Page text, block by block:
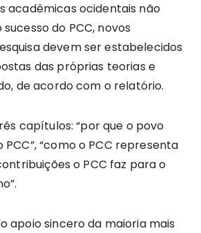
acadêmicas ocidentais não
do PCC, novos
devem ser estabelecidos
das próprias teorias e
de acordo com o relatório.
capítulos: “por que o povo
“como o PCC representa
o PCC faz para o
apoio sincero da maioria mais